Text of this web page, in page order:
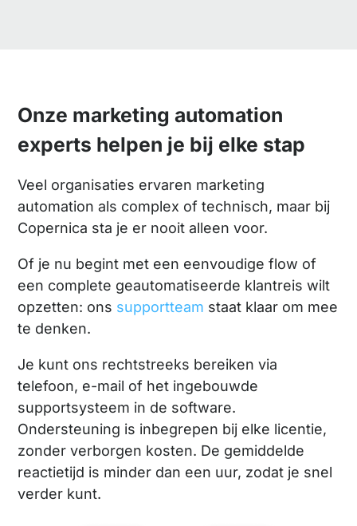
Onze marketing automation
experts helpen je bij elke stap
Veel organisaties ervaren marketing
automation als complex of technisch, maar bij
Copernica sta je er nooit alleen voor.
Of je nu begint met een eenvoudige flow of
een complete geautomatiseerde klantreis wilt
opzetten: ons supportteam staat klaar om mee
te denken.
Je kunt ons rechtstreeks bereiken via
telefoon, e-mail of het ingebouwde
supportsysteem in de software.
Ondersteuning is inbegrepen bij elke licentie,
zonder verborgen kosten. De gemiddelde
reactietijd is minder dan een uur, zodat je snel
verder kunt.